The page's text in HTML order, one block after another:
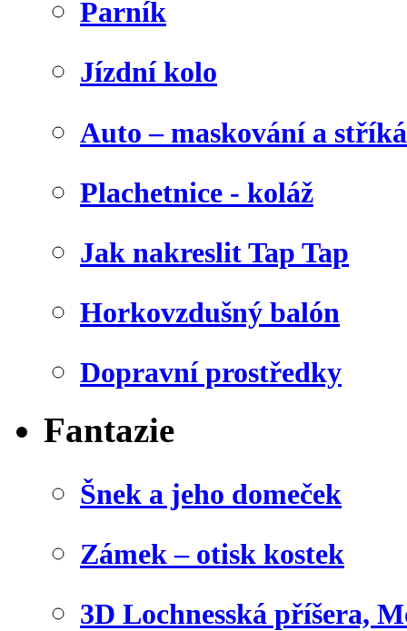
Parník
Jízdní kolo
Auto – maskování a
Plachetnice - koláž
Jak nakreslit Tap Tap
Horkovzdušný balón
Dopravní prostředky
Fantazie
Šnek a jeho domeček
Zámek – otisk kostek
3D Lochnesská příšera,